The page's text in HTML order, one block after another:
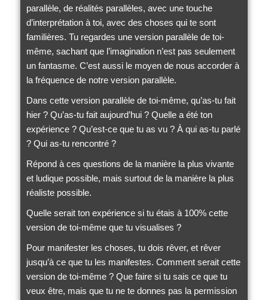
parallèle, de réalités parallèles, avec une touche
d’interprétation à toi, avec des choses qui te sont
familières. Tu regardes une version parallèle de toi-
même, sachant que l’imagination n’est pas seulement
un fantasme. C’est aussi le moyen de nous accorder à
la fréquence de notre version parallèle.
Dans cette version parallèle de toi-même, qu’as-tu fait
hier ? Qu’as-tu fait aujourd’hui ? Quelle a été ton
expérience ? Qu’est-ce que tu as vu ? À qui as-tu parlé
? Qui as-tu rencontré ?
Répond à ces questions de la manière la plus vivante
et ludique possible, mais surtout de la manière la plus
réaliste possible.
Quelle serait ton expérience si tu étais à 100% cette
version de toi-même que tu visualises ?
Pour manifester les choses, tu dois rêver, et rêver
jusqu’à ce que tu les manifestes. Comment serait cette
version de toi-même ? Que faire si tu sais ce que tu
veux être, mais que tu ne te donnes pas la permission